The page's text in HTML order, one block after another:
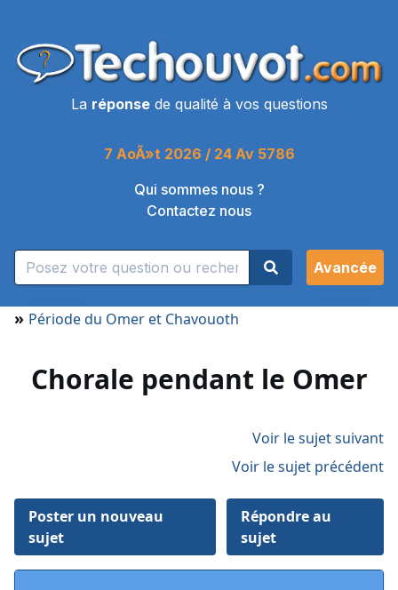
La réponsede qualité à vos questions
7 AoÃ»t 2026 / 24 Av 5786
Qui sommes nous ?
Contactez nous
Avancée
» Période du Omer et Chavouoth
Chorale pendant le Omer
Voir le sujet suivant
Voir le sujet précédent
Poster un nouveau
sujet
Répondre au
sujet